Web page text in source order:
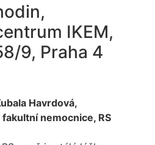
IKEM,
9, Praha 4
Havrdová,
nemocnice, RS